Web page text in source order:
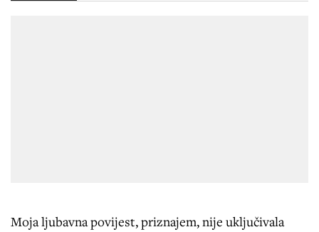
Moja ljubavna povijest, priznajem, nije uključivala